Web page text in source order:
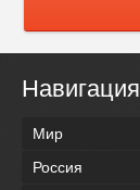
Навигация
Мир
Россия